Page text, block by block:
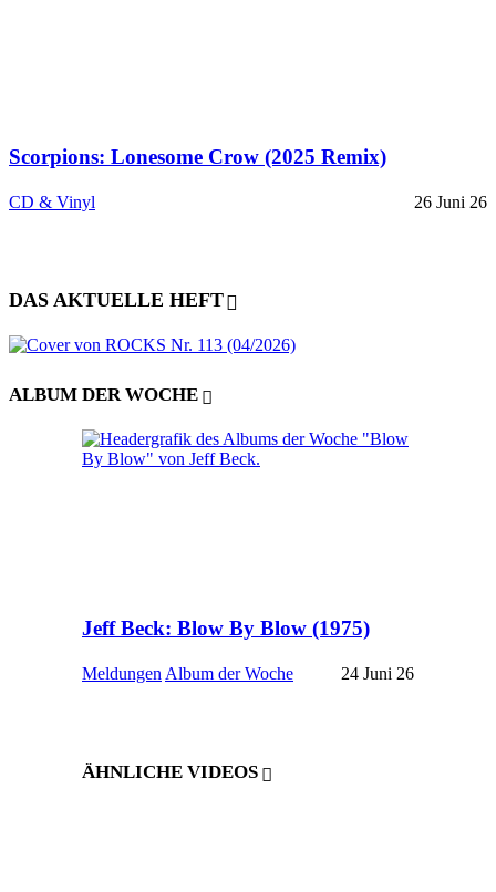
Scorpions: Lonesome Crow (2025 Remix)
CD & Vinyl 26 Juni 26
DAS AKTUELLE HEFT
ALBUM DER WOCHE
Jeff Beck: Blow By Blow (1975)
Meldungen Album der Woche 24 Juni 26
ÄHNLICHE VIDEOS